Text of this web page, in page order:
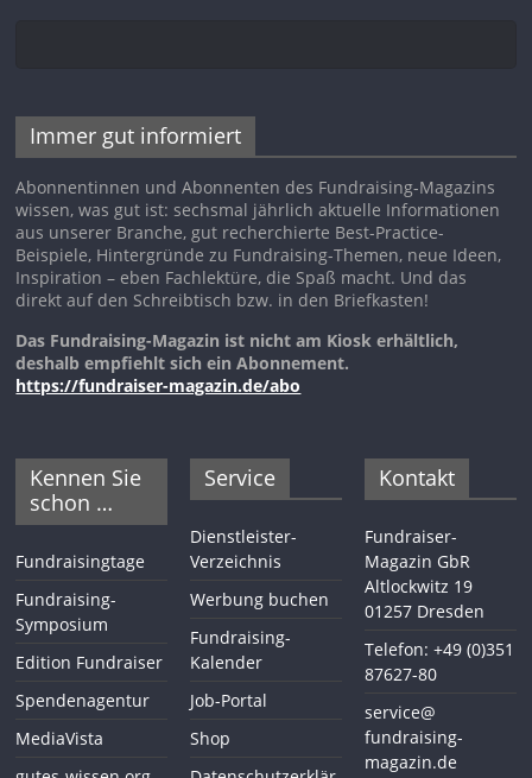
Immer gut informiert
Abonnentinnen und Abonnenten des Fundraising-Magazins
wissen, was gut ist: sechsmal jährlich aktuelle Informationen
aus unserer Branche, gut recherchierte Best-Practice-
Beispiele, Hintergründe zu Fundraising-Themen, neue Ideen,
Inspiration – eben Fachlektüre, die Spaß macht. Und das
direkt auf den Schreibtisch bzw. in den Briefkasten!
Das Fundraising-Magazin ist nicht am Kiosk erhältlich,
deshalb empfiehlt sich ein Abonnement.
https://fundraiser-magazin.de/abo
Kennen Sie
schon …
Fundraisingtage
Fundraising-
Symposium
Edition Fundraiser
Spendenagentur
MediaVista
Service
Dienstleister-
Verzeichnis
Werbung buchen
Fundraising-
Kalender
Job-Portal
Shop
Kontakt
Fundraiser-
Magazin GbR
Altlockwitz 19
01257 Dresden
Telefon: +49 (0)351
87627-80
service@
fundraising-
magazin.de